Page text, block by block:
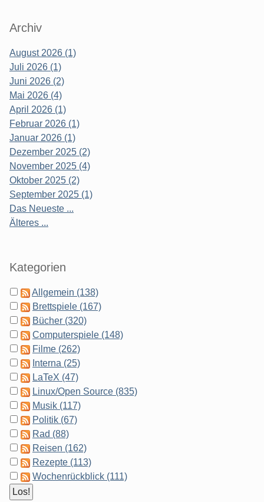
Archiv
August 2026 (1)
Juli 2026 (1)
Juni 2026 (2)
Mai 2026 (4)
April 2026 (1)
Februar 2026 (1)
Januar 2026 (1)
Dezember 2025 (2)
November 2025 (4)
Oktober 2025 (2)
September 2025 (1)
Das Neueste ...
Älteres ...
Kategorien
Allgemein (138)
Brettspiele (167)
Bücher (320)
Computerspiele (148)
Filme (262)
Interna (25)
LaTeX (47)
Linux/Open Source (835)
Musik (117)
Politik (67)
Rad (88)
Reisen (162)
Rezepte (113)
Wochenrückblick (111)